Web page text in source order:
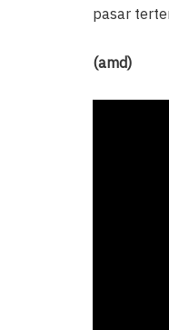
pasar
(amd)